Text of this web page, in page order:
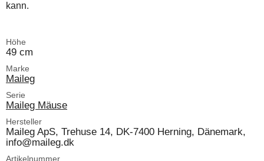
kann.
Höhe
49 cm
Marke
Maileg
Serie
Maileg Mäuse
Hersteller
Maileg ApS, Trehuse 14, DK-7400 Herning, Dänemark,
info@maileg.dk
Artikelnummer